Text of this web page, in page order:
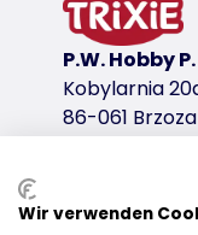
P.W. Hobby
Kobylarnia
86-061
Dystrybucja
Wir verwenden